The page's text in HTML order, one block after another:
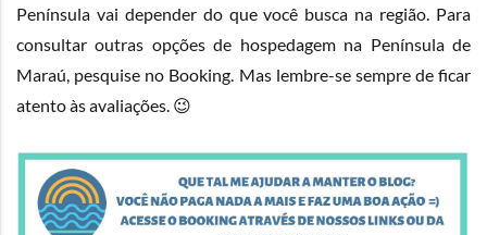
Península vai depender do que você busca na região. Para
consultar outras opções de hospedagem na Península de
Maraú, pesquise no Booking. Mas lembre-se sempre de ficar
atento às avaliações. 😉